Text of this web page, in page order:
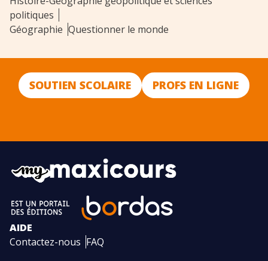
politiques
Géographie Questionner le monde
SOUTIEN SCOLAIRE PROFS EN LIGNE
AIDE
Contactez-nous FAQ